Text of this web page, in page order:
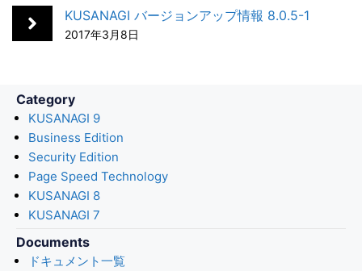
o
I
n
KUSANAGI バージョンアップ情報 8.0.5-1
2017年3月8日
Category
KUSANAGI 9
Business Edition
Security Edition
Page Speed Technology
KUSANAGI 8
KUSANAGI 7
Documents
ドキュメント一覧